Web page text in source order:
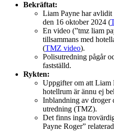
Bekräftat:
Liam Payne har
den 16 oktober 2024 (
En video (”tmz liam
tillsammans med
(TMZ video).
Polisutredning pågår
fastställd.
Rykten:
Uppgifter om att Liam
hotellrum är ännu ej
Inblandning av droger
utredning (TMZ).
Det finns inga
Payne Roger”